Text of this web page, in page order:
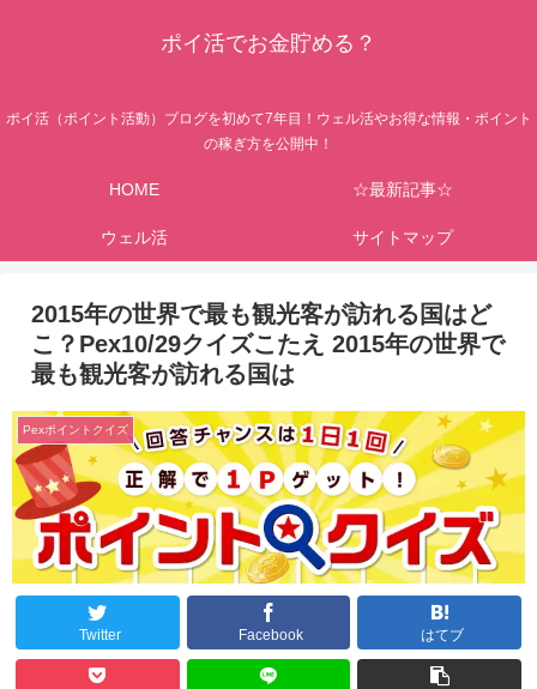
ポイ活でお金貯める？
ポイ活（ポイント活動）ブログを初めて7年目！ウェル活やお得な情報・ポイント
の稼ぎ方を公開中！
HOME ☆最新記事☆
ウェル活 サイトマップ
2015年の世界で最も観光客が訪れる国はど
こ？Pex10/29クイズこたえ 2015年の世界で
最も観光客が訪れる国は
Pexポイントクイズ
Twitter Facebook はてブ